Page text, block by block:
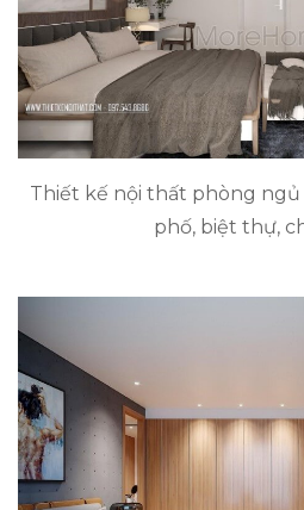
Thiết kế nội thất phòng ngủ
phố, biệt thự,